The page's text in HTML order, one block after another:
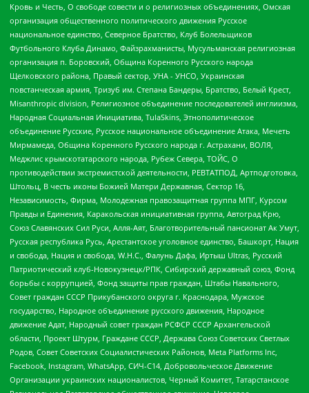
Кровь и Честь, О свободе совести и о религиозных объединениях, Омская
организация общественного политического движения Русское
национальное единство, Северное Братство, Клуб Болельщиков
Футбольного Клуба Динамо, Файзрахманисты, Мусульманская религиозная
организация п. Боровский, Община Коренного Русского народа
Щелковского района, Правый сектор, УНА - УНСО, Украинская
повстанческая армия, Тризуб им. Степана Бандеры, Братство, Белый Крест,
Misanthropic division, Религиозное объединение последователей инглиизма,
Народная Социальная Инициатива, TulaSkins, Этнополитическое
объединение Русские, Русское национальное объединение Атака, Мечеть
Мирмамеда, Община Коренного Русского народа г. Астрахани, ВОЛЯ,
Меджлис крымскотатарского народа, Рубеж Севера, ТОЙС, О
противодействии экстремистской деятельности, РЕВТАТПОД, Артподготовка,
Штольц, В честь иконы Божией Матери Державная, Сектор 16,
Независимость, Фирма, Молодежная правозащитная группа МПГ, Курсом
Правды и Единения, Каракольская инициативная группа, Автоград Крю,
Союз Славянских Сил Руси, Алля-Аят, Благотворительный пансионат Ак Умут,
Русская республика Русь, Арестантское уголовное единство, Башкорт, Нация
и свобода, Нация и свобода, W.H.С., Фалунь Дафа, Иртыш Ultras, Русский
Патриотический клуб-Новокузнецк/РПК, Сибирский державный союз, Фонд
борьбы с коррупцией, Фонд защиты прав граждан, Штабы Навального,
Совет граждан СССР Прикубанского округа г. Краснодара, Мужское
государство, Народное объединение русского движения, Народное
движение Адат, Народный совет граждан РСФСР СССР Архангельской
области, Проект Штурм, Граждане СССР, Держава Союз Советских Светлых
Родов, Совет Советских Социалистических Районов, Meta Platforms Inc,
Facebook, Instagram, WhatsApp, СИЧ-С14, Добровольческое Движение
Организации украинских националистов, Черный Комитет, Татарстанское